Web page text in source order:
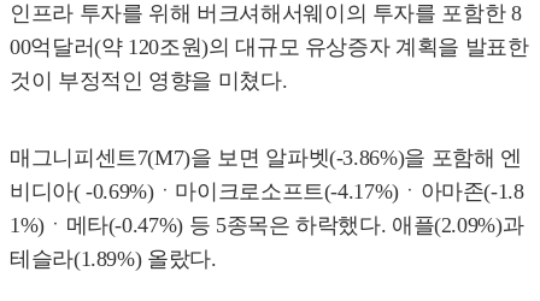
인프라 투자를 위해 버크셔해서웨이의 투자를 포함한 8
00억달러(약 120조원)의 대규모 유상증자 계획을 발표한
것이 부정적인 영향을 미쳤다.
매그니피센트7(M7)을 보면 알파벳(-3.86%)을 포함해 엔
비디아( -0.69%)ㆍ마이크로소프트(-4.17%)ㆍ아마존(-1.8
1%)ㆍ메타(-0.47%) 등 5종목은 하락했다. 애플(2.09%)과
테슬라(1.89%) 올랐다.